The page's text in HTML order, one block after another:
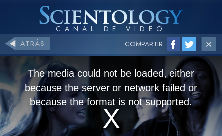
ATRÁS COMPARTIR
The media could not be loaded, either
because the server or network failed or
because the format is not supported.